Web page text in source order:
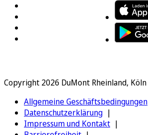
Copyright 2026 DuMont Rheinland, Köln
Allgemeine Geschäftsbedingungen
Datenschutzerklärung
Impressum und Kontakt